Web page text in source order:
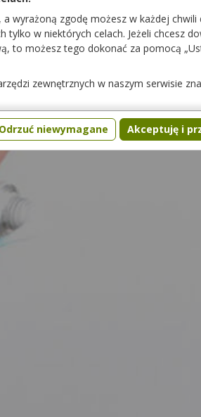
wyrażoną zgodę możesz w każdej
w niektórych celach. Jeżeli chcesz
to możesz tego dokonać za pomocą
zewnętrznych w naszym serwisie
Odrzuć niewymagane Akceptuję i